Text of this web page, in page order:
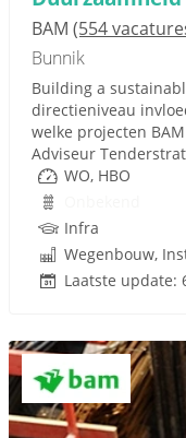
BAM (554
Bunnik
Building a
directieniveau
welke projecten
Adviseur
WO, HBO
Infra
Laatste update: